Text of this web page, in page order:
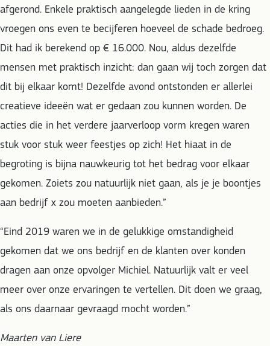
afgerond. Enkele praktisch aangelegde lieden in de kring
vroegen ons even te becijferen hoeveel de schade bedroeg.
Dit had ik berekend op € 16.000. Nou, aldus dezelfde
mensen met praktisch inzicht: dan gaan wij toch zorgen dat
dit bij elkaar komt! Dezelfde avond ontstonden er allerlei
creatieve ideeën wat er gedaan zou kunnen worden. De
acties die in het verdere jaarverloop vorm kregen waren
stuk voor stuk weer feestjes op zich! Het hiaat in de
begroting is bijna nauwkeurig tot het bedrag voor elkaar
gekomen. Zoiets zou natuurlijk niet gaan, als je je boontjes
aan bedrijf x zou moeten aanbieden.”
“Eind 2019 waren we in de gelukkige omstandigheid
gekomen dat we ons bedrijf en de klanten over konden
dragen aan onze opvolger Michiel. Natuurlijk valt er veel
meer over onze ervaringen te vertellen. Dit doen we graag,
als ons daarnaar gevraagd mocht worden.”
Maarten van Liere